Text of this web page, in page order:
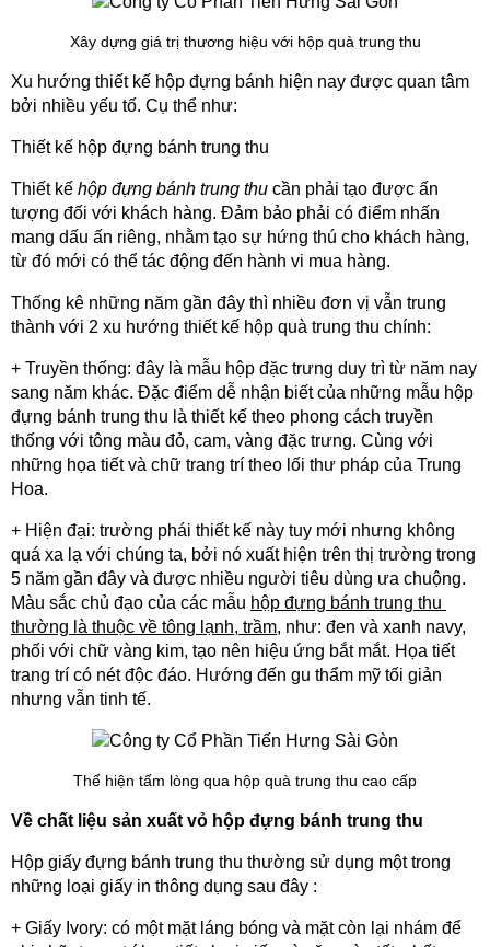
Xây dựng giá trị thương hiệu với hộp quà trung thu
Xu hướng thiết kế hộp đựng bánh hiện nay được quan tâm
bởi nhiều yếu tố. Cụ thể như:
Thiết kế hộp đựng bánh trung thu
Thiết kế hộp đựng bánh trung thu cần phải tạo được ấn
tượng đối với khách hàng. Đảm bảo phải có điểm nhấn
mang dấu ấn riêng, nhằm tạo sự hứng thú cho khách hàng,
từ đó mới có thể tác động đến hành vi mua hàng.
Thống kê những năm gần đây thì nhiều đơn vị vẫn trung
thành với 2 xu hướng thiết kế hộp quà trung thu chính:
+ Truyền thống: đây là mẫu hộp đặc trưng duy trì từ năm nay
sang năm khác. Đặc điểm dễ nhận biết của những mẫu hộp
đựng bánh trung thu là thiết kế theo phong cách truyền
thống với tông màu đỏ, cam, vàng đặc trưng. Cùng với
những họa tiết và chữ trang trí theo lối thư pháp của Trung
Hoa.
+ Hiện đại: trường phái thiết kế này tuy mới nhưng không
quá xa lạ với chúng ta, bởi nó xuất hiện trên thị trường trong
5 năm gần đây và được nhiều người tiêu dùng ưa chuộng.
Màu sắc chủ đạo của các mẫu hộp đựng bánh trung thu
thường là thuộc về tông lạnh, trầm, như: đen và xanh navy,
phối với chữ vàng kim, tạo nên hiệu ứng bắt mắt. Họa tiết
trang trí có nét độc đáo. Hướng đến gu thẩm mỹ tối giản
nhưng vẫn tinh tế.
Thể hiện tấm lòng qua hộp quà trung thu cao cấp
Về chất liệu sản xuất vỏ hộp đựng bánh trung thu
Hộp giấy đựng bánh trung thu thường sử dụng một trong
những loại giấy in thông dụng sau đây :
+ Giấy Ivory: có một mặt láng bóng và mặt còn lại nhám để